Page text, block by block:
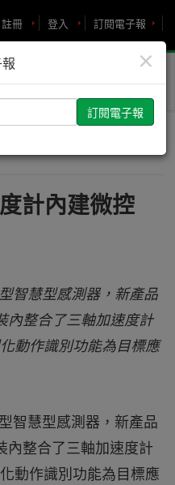
訂閱電子報
登入
註冊
Toggle
計內建微控
智慧型感測器，新產品
內整合了三軸加速度計
動作識別功能為目標應
智慧型感測器，新產品
內整合了三軸加速度計
動作識別功能為目標應
×